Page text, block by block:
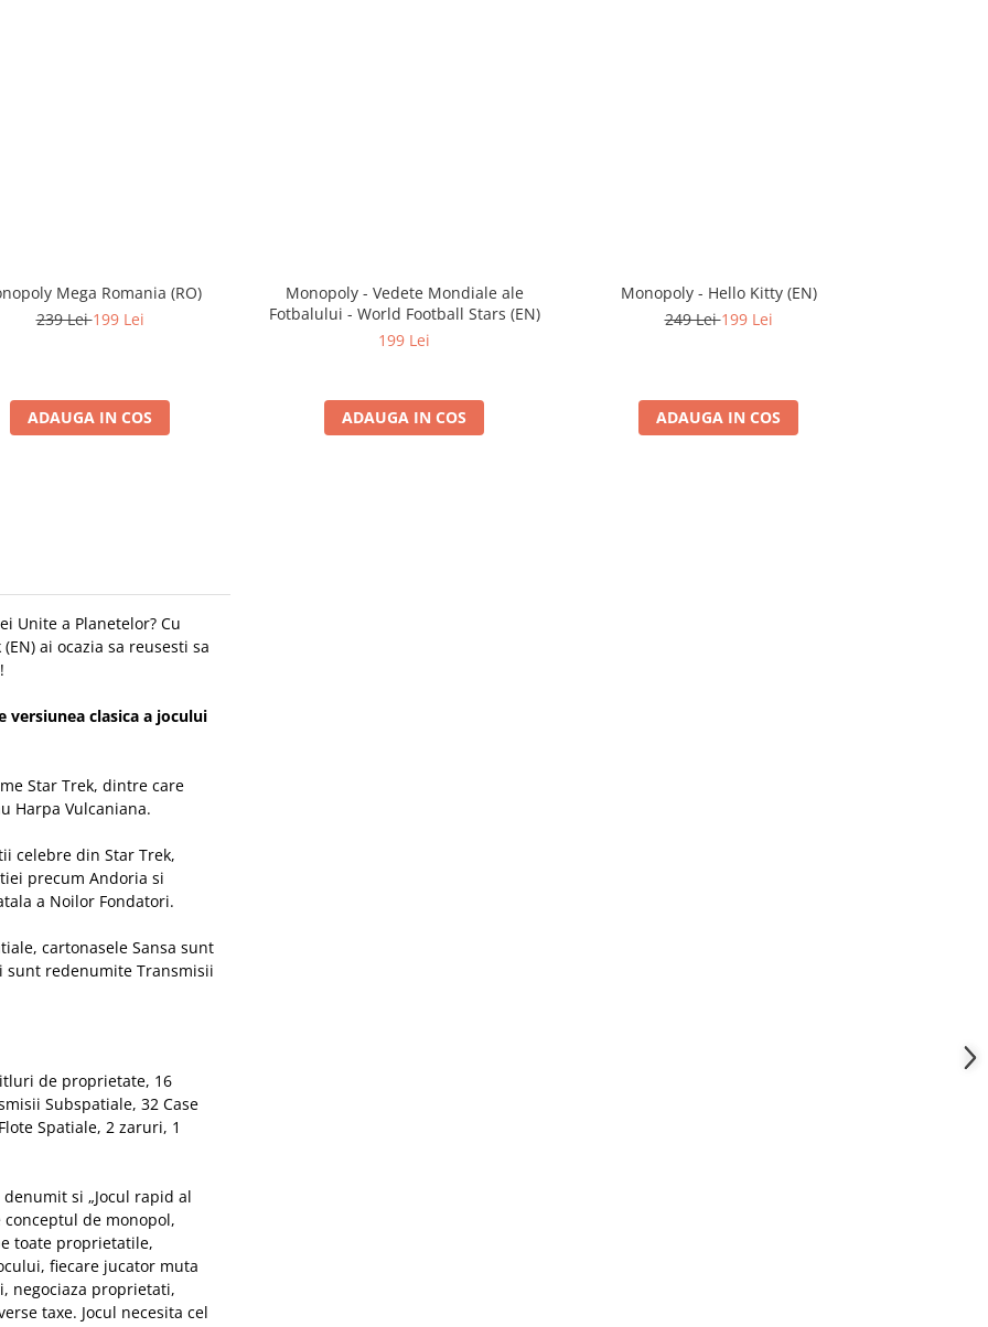
Mega Romania (RO)
239 Lei199 Lei
ADAUGA IN COS
Monopoly - Vedete Mondiale ale
Fotbalului - World Football Stars (EN)
199 Lei
ADAUGA IN COS
Monopoly - Hello Kitty (EN)
249 Lei199 Lei
ADAUGA IN COS
Unite a Planetelor? Cu
ai ocazia sa reusesti sa
versiunea clasica a jocului
Star Trek, dintre care
Harpa Vulcaniana.
celebre din Star Trek,
precum Andoria si
a Noilor Fondatori.
cartonasele Sansa sunt
sunt redenumite Transmisii
de proprietate, 16
Subspatiale, 32 Case
Spatiale, 2 zaruri, 1
si „Jocul rapid al
de monopol,
toate proprietatile,
fiecare jucator muta
negociaza proprietati,
taxe. Jocul necesita cel